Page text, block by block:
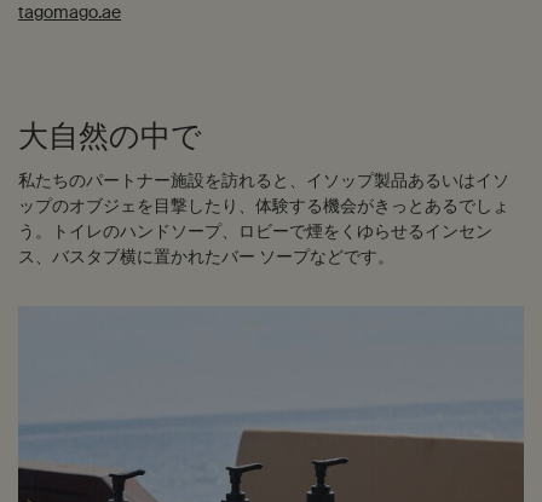
tagomago.ae
大自然の中で
私たちのパートナー施設を訪れると、イソップ製品あるいはイソ
ップのオブジェを目撃したり、体験する機会がきっとあるでしょ
う。トイレのハンドソープ、ロビーで煙をくゆらせるインセン
ス、バスタブ横に置かれたバー ソープなどです。